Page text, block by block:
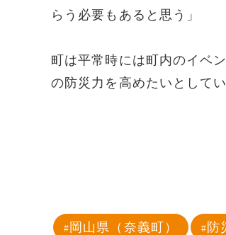
らう必要もあると思う」
町は平常時には町内のイベ
の防災力を高めたいとしてい
岡山県（奈義町） 防